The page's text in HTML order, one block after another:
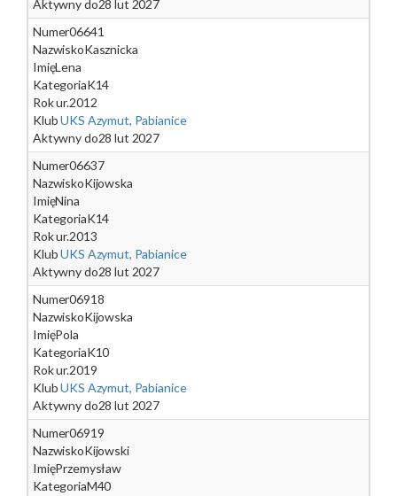
Aktywny do28 lut 2027
Numer06641
NazwiskoKasznicka
ImięLena
KategoriaK14
Rok ur.2012
KlubUKS Azymut, Pabianice
Aktywny do28 lut 2027
Numer06637
NazwiskoKijowska
ImięNina
KategoriaK14
Rok ur.2013
KlubUKS Azymut, Pabianice
Aktywny do28 lut 2027
Numer06918
NazwiskoKijowska
ImięPola
KategoriaK10
Rok ur.2019
KlubUKS Azymut, Pabianice
Aktywny do28 lut 2027
Numer06919
NazwiskoKijowski
ImięPrzemysław
KategoriaM40